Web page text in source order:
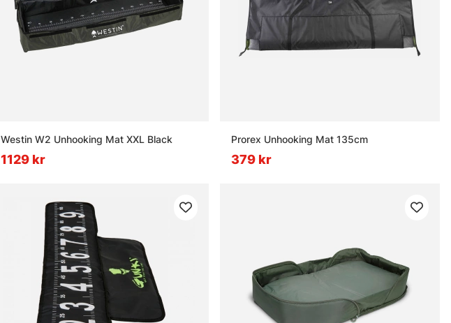
Westin W2 Unhooking Mat XXL Black
1129 kr
Prorex Unhooking Mat 135cm
379 kr